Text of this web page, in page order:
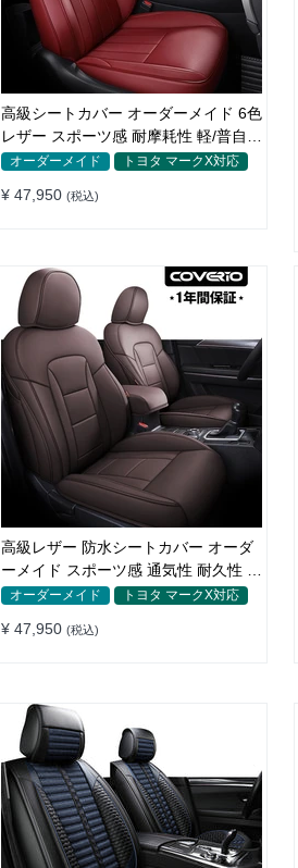
高級シートカバー オーダーメイド 6色
レザー スポーツ感 耐摩耗性 軽/普自動
車 SUV
オーダーメイド トヨタ マークX対応
¥ 47,950 (税込)
高級レザー 防水シートカバー オーダ
ーメイド スポーツ感 通気性 耐久性 3
色 全席セット
オーダーメイド トヨタ マークX対応
¥ 47,950 (税込)